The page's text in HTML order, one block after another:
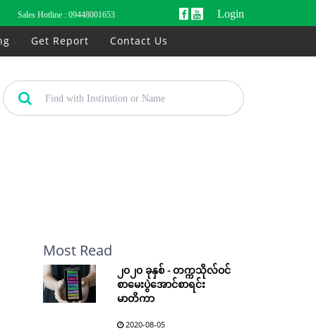
Sales Hotline : 09448001653 Login
Get Report Contact Us
Most Read
၂၀၂၀ ခုနှစ် - တက္ကသိုလ်ဝင်
စာမေးပွဲအောင်စာရင်း
မာတိကာ
2020-08-05